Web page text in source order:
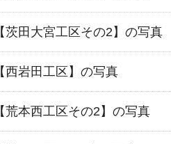
茨田大宮工区その2】の写真
西岩田工区】の写真
荒本西工区その2】の写真